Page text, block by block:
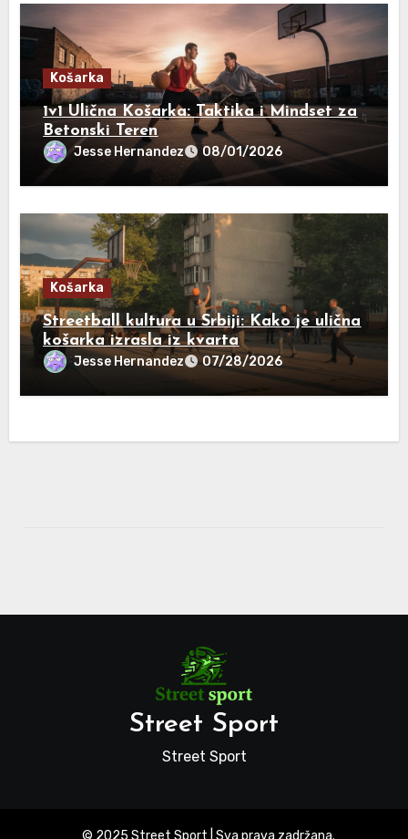
Košarka
1v1 Ulična Košarka: Taktika i Mindset za
Betonski Teren
Jesse Hernandez 08/01/2026
Košarka
Streetball kultura u Srbiji: Kako je ulična
košarka izrasla iz kvarta
Jesse Hernandez 07/28/2026
Street Sport
Street Sport